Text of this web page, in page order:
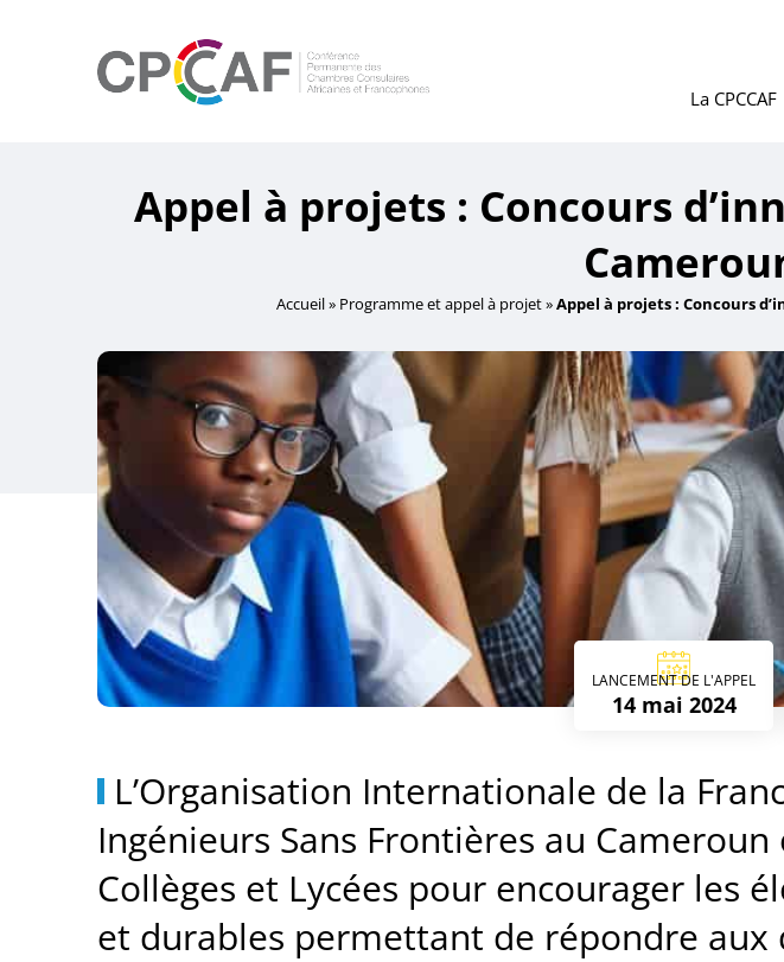
La CPCCAF
Appel à projets : Concours
Accueil» Programme et appel à projet»Appel à projets : Concours
LANCEMENT DE L'APPEL
14 mai 2024
L’Organisation Internationale de la
Ingénieurs Sans Frontières au
Collèges et Lycées pour encourager les
et durables permettant de répondre